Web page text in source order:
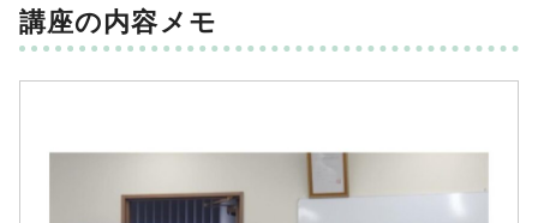
講座の内容メモ